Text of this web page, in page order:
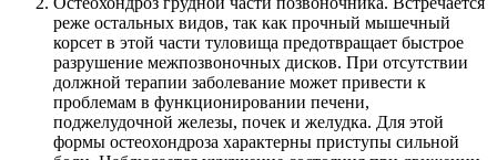
реже остальных видов, так как прочный мышечный
корсет в этой части туловища предотвращает быстрое
разрушение межпозвоночных дисков. При отсутствии
должной терапии заболевание может привести к
проблемам в функционировании печени,
поджелудочной железы, почек и желудка. Для этой
формы остеохондроза характерны приступы сильной